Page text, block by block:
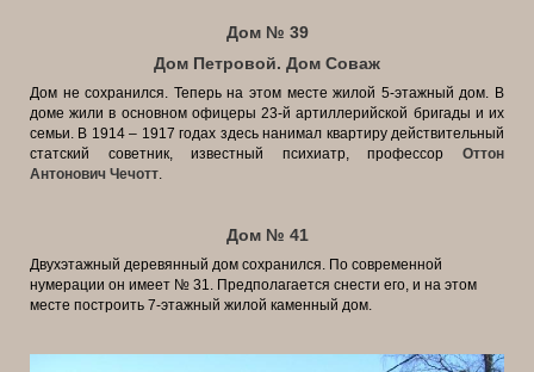
Дом № 39
Дом Петровой. Дом Соваж
Дом не сохранился. Теперь на этом месте жилой 5-этажный дом. В
доме жили в основном офицеры 23-й артиллерийской бригады и их
семьи. В 1914 – 1917 годах здесь нанимал квартиру действительный
статский советник, известный психиатр, профессор Оттон
Антонович Чечотт.
Дом № 41
Двухэтажный деревянный дом сохранился. По современной
нумерации он имеет № 31. Предполагается снести его, и на этом
месте построить 7-этажный жилой каменный дом.